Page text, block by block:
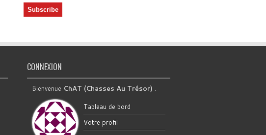
CONNEXION
Bienvenue ChAT (Chasses Au Trésor) .
Tableau de bord
Votre profil